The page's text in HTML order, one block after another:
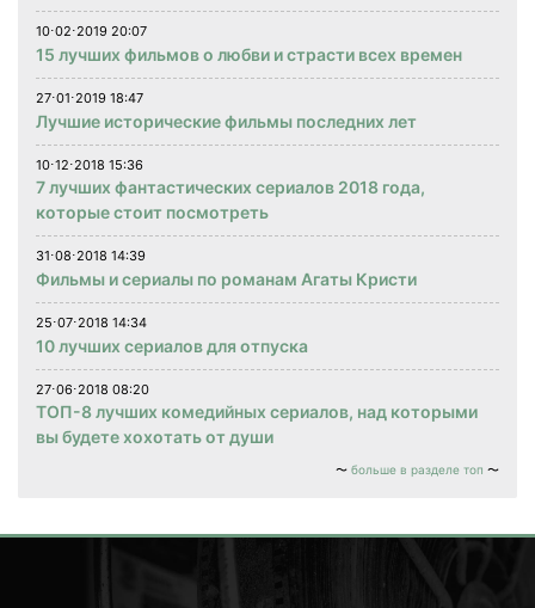
10⋅02⋅2019 20:07
15 лучших фильмов о любви и страсти всех времен
27⋅01⋅2019 18:47
Лучшие исторические фильмы последних лет
10⋅12⋅2018 15:36
7 лучших фантастических сериалов 2018 года,
которые стоит посмотреть
31⋅08⋅2018 14:39
Фильмы и сериалы по романам Агаты Кристи
25⋅07⋅2018 14:34
10 лучших сериалов для отпуска
27⋅06⋅2018 08:20
ТОП-8 лучших комедийных сериалов, над которыми
вы будете хохотать от души
больше в разделе топ